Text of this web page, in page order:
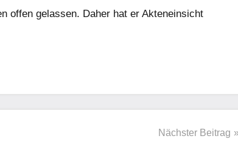
offen gelassen. Daher hat er Akteneinsicht
Nächster Beitrag